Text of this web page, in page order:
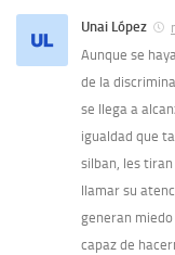
Unai López
Aunque se
de la
se llega a
igualdad que
silban, les
llamar su
generan miedo
capaz de